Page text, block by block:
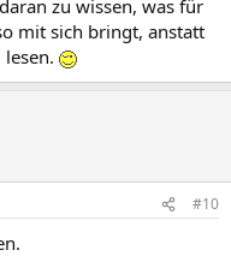
zu wissen, was für
mit sich bringt, anstatt
#10